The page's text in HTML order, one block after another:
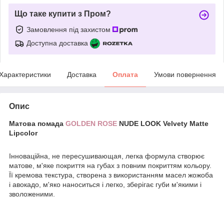
Що таке купити з Пром?
Замовлення під захистом
Доступна доставка
Доставка Оплата Умови повернення
Опис
Матова помада GOLDEN ROSE NUDE LOOK Velvety Matte
Lipcolor
Інноваційна, не пересушивающая, легка формула створює
матове, м'яке покриття на губах з повним покриттям кольору.
Її кремова текстура, створена з використанням масел жожоба
і авокадо, м'яко наноситься і легко, зберігає губи м'якими і
зволоженими.